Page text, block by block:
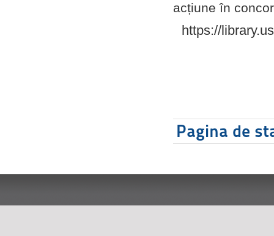
acțiune în
https://
Pagina de